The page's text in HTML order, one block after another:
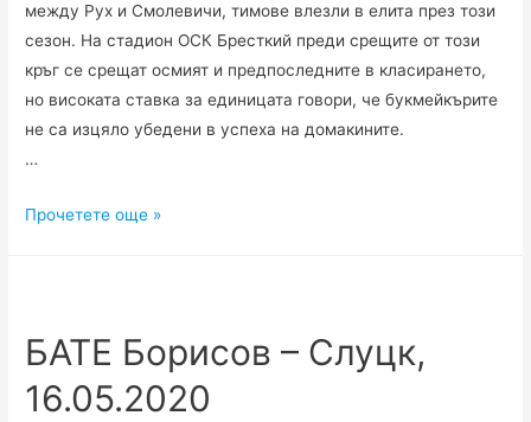
между Рух и Смолевичи, тимове влезли в елита през този
сезон. На стадион ОСК Бресткий преди срещите от този
кръг се срещат осмият и предпоследните в класирането,
но високата ставка за единицата говори, че букмейкърите
не са изцяло убедени в успеха на домакините.
…
Рух
17.05.2020
Прочетете още »
БАТЕ Борисов – Слуцк,
16.05.2020